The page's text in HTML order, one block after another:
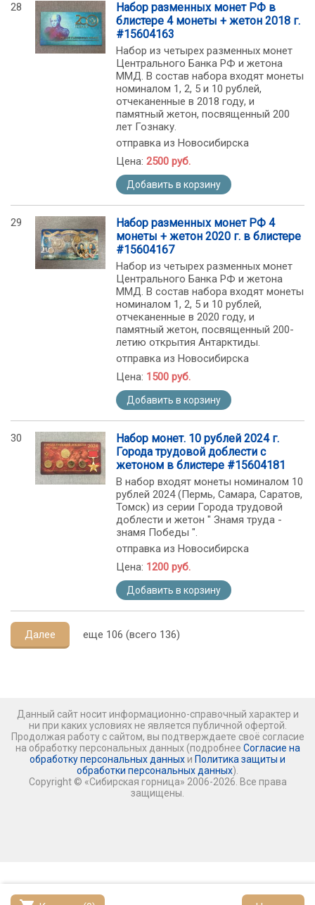
28
Набор разменных монет РФ в
блистере 4 монеты + жетон 2018 г.
#15604163
Набор из четырех разменных монет
Центрального Банка РФ и жетона
ММД. В состав набора входят монеты
номиналом 1, 2, 5 и 10 рублей,
отчеканенные в 2018 году, и
памятный жетон, посвященный 200
лет Гознаку.
отправка из Новосибирска
Цена: 2500 руб.
Добавить в корзину
29
Набор разменных монет РФ 4
монеты + жетон 2020 г. в блистере
#15604167
Набор из четырех разменных монет
Центрального Банка РФ и жетона
ММД. В состав набора входят монеты
номиналом 1, 2, 5 и 10 рублей,
отчеканенные в 2020 году, и
памятный жетон, посвященный 200-
летию открытия Антарктиды.
отправка из Новосибирска
Цена: 1500 руб.
Добавить в корзину
30
Набор монет. 10 рублей 2024 г.
Города трудовой доблести с
жетоном в блистере #15604181
В набор входят монеты номиналом 10
рублей 2024 (Пермь, Самара, Саратов,
Томск) из серии Города трудовой
доблести и жетон " Знамя труда -
знамя Победы ".
отправка из Новосибирска
Цена: 1200 руб.
Добавить в корзину
Далее еще 106 (всего 136)
Данный сайт носит информационно-справочный характер и
ни при каких условиях не является публичной офертой.
Продолжая работу с сайтом, вы подтверждаете своё согласие
на обработку персональных данных (подробнее Согласие на
обработку персональных данных и Политика защиты и
обработки персональных данных).
Copyright © «Сибирская горница» 2006-2026. Все права
защищены.